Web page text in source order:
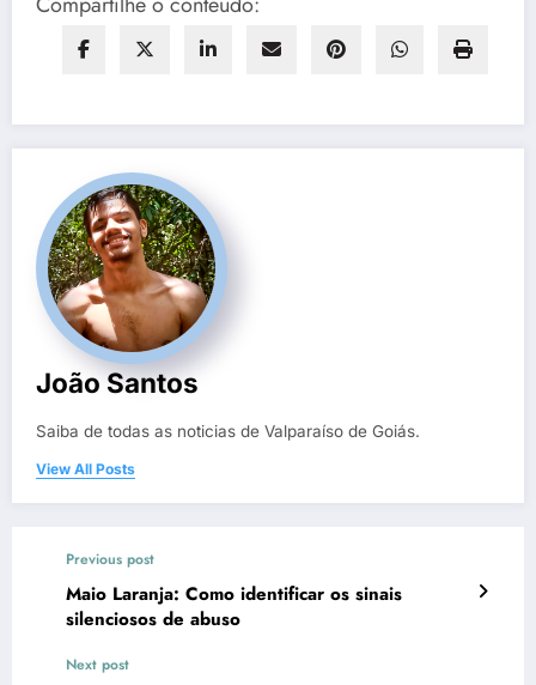
João Santos
Saiba de todas as noticias de Valparaíso de Goiás.
View All Posts
Previous post
Maio Laranja: Como identificar os sinais
silenciosos de abuso
Next post